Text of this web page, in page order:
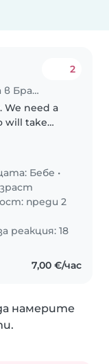
Работа за бавачка в Браниполе
2
We need a
will take
Бебе •
преди 2
реакция: 18
7,00 €/час
намерите